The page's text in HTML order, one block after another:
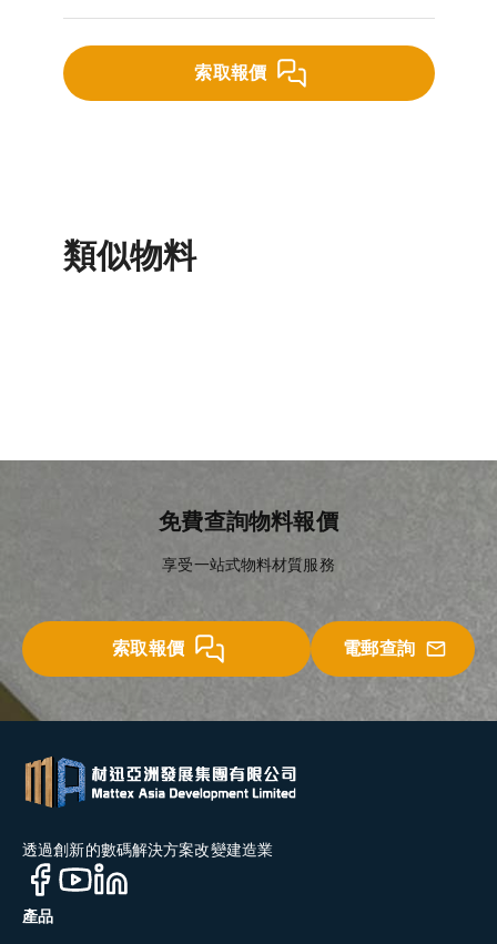
索取報價
類似物料
免費查詢物料報價
享受一站式物料材質服務
索取報價 電郵查詢
透過創新的數碼解決方案改變建造業
產品